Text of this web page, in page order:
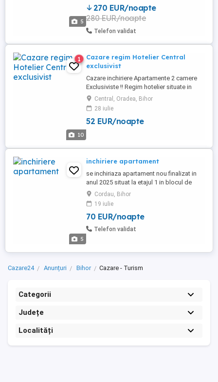
5
apartament cu 2 camere la 180 euro in
zona Garii Mari sau apartament cu 1
camera in zona Decebal si Garii Mari ...
270 EUR/noapte
280 EUR/noapte
Telefon validat
10
1
Cazare regim Hotelier Central
exclusivist
Cazare inchiriere Apartamente 2 camere
Exclusiviste !! Regim hotelier situate in
CENTRUL orașului Oradea . Prima
Premium Residence Strada Sucevei ,
Tudor Vladimirescu , si Luceafărul
Rezidențial! Apartamentele NOI dispun de
Central, Oradea, Bihor
28 iulie
52 EUR/noapte
5
inchiriere apartament
se inchiriaza apartament nou finalizat in
anul 2025 situat la etajul 1 in blocul de
langa inelul metropolitan,in apropiere de
aquapark si spitalul de recuperare
president din Baile Felix. Apartamentul
este cu 2 camere decomandate
.dormitorul este dotat cu mobilierul
Cordau, Bihor
19 iulie
70 EUR/noapte
Telefon validat
Cazare24 Anunțuri Bihor Cazare - Turism
Categorii
Județe
Localități